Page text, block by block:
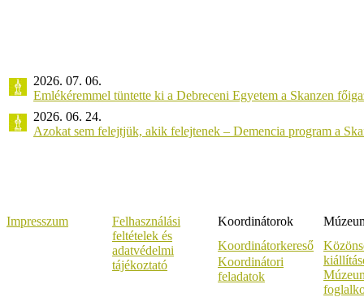
2026. 07. 06.
Emlékéremmel tüntette ki a Debreceni Egyetem a Skanzen
2026. 06. 24.
Azokat sem felejtjük, akik felejtenek – Demencia program a
Impresszum
Felhasználási
feltételek és
adatvédelmi
tájékoztató
Koordinátorok
Koordinátorkereső
Koordinátori
feladatok